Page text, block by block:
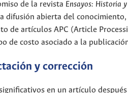
de la revista Ensayos: Historia
difusión abierta del conocimiento,
de artículos APC (Article
de costo asociado a la
y corrección
en un artículo